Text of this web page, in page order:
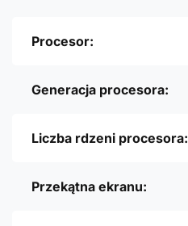
Procesor:
Generacja procesora:
Liczba rdzeni procesora:
Przekątna ekranu: